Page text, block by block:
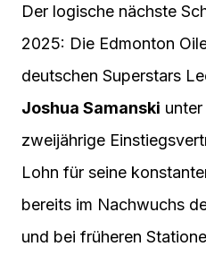
Der logische nächste
2025: Die Edmonton
deutschen Superstars
Joshua Samanski
zweijährige
Lohn für seine
bereits im Nachwuchs
und bei früheren